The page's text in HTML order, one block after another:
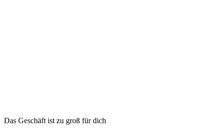
Das Geschäft ist zu groß für dich